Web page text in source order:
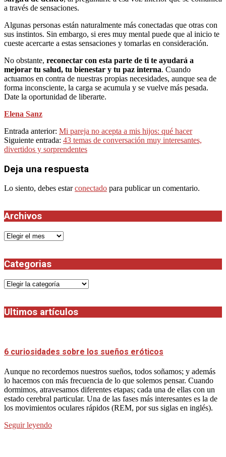
a través de sensaciones.
Algunas personas están naturalmente más conectadas que otras con
sus instintos. Sin embargo, si eres muy mental puede que al inicio te
cueste acercarte a estas sensaciones y tomarlas en consideración.
No obstante, reconectar con esta parte de ti te ayudará a
mejorar tu salud, tu bienestar y tu paz interna. Cuando
actuamos en contra de nuestras propias necesidades, aunque sea de
forma inconsciente, la carga se acumula y se vuelve más pesada.
Date la oportunidad de liberarte.
Elena Sanz
2021-
10-
26
Entrada anterior: Mi pareja no acepta a mis hijos: qué hacer
Siguiente entrada: 43 temas de conversación muy interesantes,
divertidos y sorprendentes
Deja una respuesta
Lo siento, debes estarconectado para publicar un comentario.
Archivos
Archivos
Categorias
Categorias
Ultimos artículos
6 curiosidades sobre los sueños eróticos
Aunque no recordemos nuestros sueños, todos soñamos; y además
lo hacemos con más frecuencia de lo que solemos pensar. Cuando
dormimos, atravesamos diferentes etapas; cada una de ellas con un
estado cerebral particular. Una de las fases más interesantes es la de
los movimientos oculares rápidos (REM, por sus siglas en inglés).
Seguir leyendo